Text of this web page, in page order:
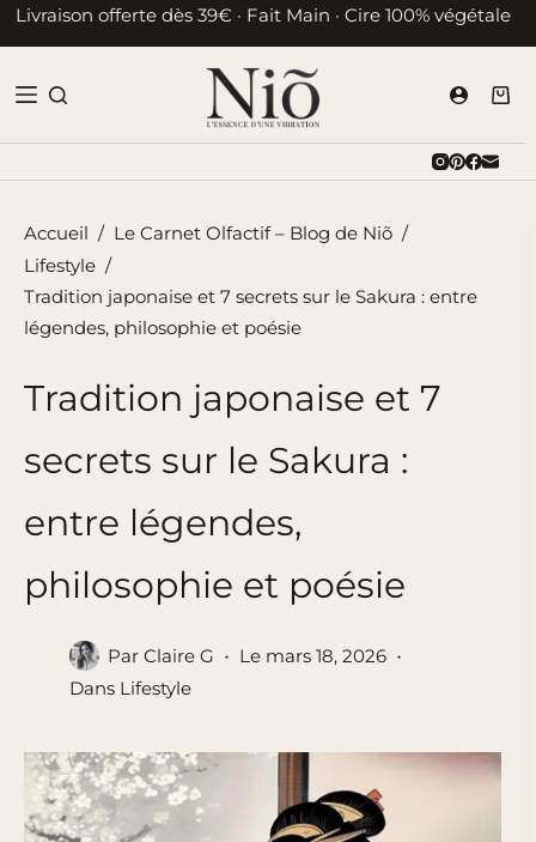
Passer
au
Livraison offerte dès 39€ · Fait Main · Cire 100% végétale
Accueil / Le Carnet Olfactif – Blog de Niõ /
Lifestyle /
Tradition japonaise et 7 secrets sur le Sakura : entre
légendes, philosophie et poésie
Tradition japonaise et 7
secrets sur le Sakura :
entre légendes,
philosophie et poésie
Par Claire G Le mars 18, 2026
Dans Lifestyle